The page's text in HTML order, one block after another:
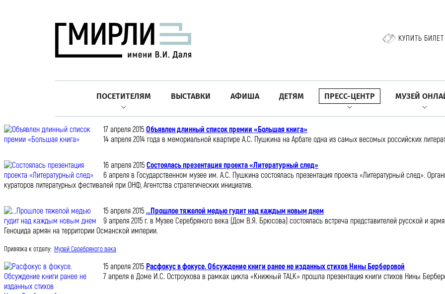
КУПИТЬ БИЛЕТ
ПОСЕТИТЕЛЯМ ВЫСТАВКИ АФИША ДЕТЯМ ПРЕСС-ЦЕНТР МУЗЕЙ
17 апреля 2015 Объявлен длинный список премии «Большая книга»
14 апреля 2014 года в мемориальной квартире А.С. Пушкина на Арбате одна из самых весомых российских
16 апреля 2015 Состоялась презентация проекта «Литературный след»
6 апреля в Государственном музее им. А.С. Пушкина состоялась презентация проекта «Литературный след».
кураторов литературных фестивалей при ОНФ, Агентства стратегических инициатив.
15 апреля 2015 ...Прошлое тяжелой медью гудит над каждым новым днем
9 апреля 2015 г. в Музее Серебряного века (Дом В.Я. Брюсова) состоялась встреча представителей русской и
Геноцида армян на территории Османской империи.
Привязка к отделу: Музей Серебряного века
15 апреля 2015 Расфокус в фокусе. Обсуждение книги ранее не изданных стихов Нины Берберовой
7 апреля в Доме И.С. Остроухова в рамках цикла «Книжный TALK» прошла презентация книги стихов Нины